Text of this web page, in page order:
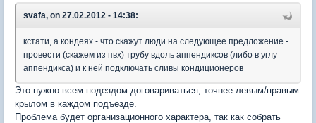
svafa, on 27.02.2012 - 14:38:
кстати, а кондеях - что скажут люди на следующее предложение -
провести (скажем из пвх) трубу вдоль аппендиксов (либо в углу
аппендикса) и к ней подключать сливы кондиционеров
Это нужно всем подездом договариваться, точнее левым/правым
крылом в каждом подъезде.
Проблема будет организационного характера, так как собрать